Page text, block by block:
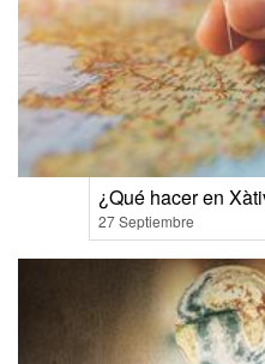
¿Qué hacer en
27 Septiembre